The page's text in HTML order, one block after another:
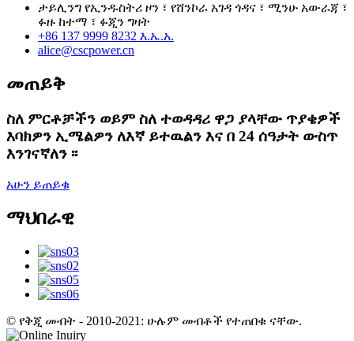
ታይሊንግ የኢንዱስትሪ ዞን ፣ የሸንኮራ አገዳ ጎዳና ፣ ሚንሁ አውራጃ ፣
ፉዙ ከተማ ፣ ፉጂን ግዛት
+86 137 9999 8232 እ.ኤ.አ.
alice@cscpower.cn
መጠይቅ
ስለ ምርቶቻችን ወይም ስለ ተወዳዳሪ ዋጋ ያላቸው ጥያቄዎች
እባክዎን ኢሜልዎን ለእኛ ይተዉልን እና በ 24 ሰዓታት ውስጥ
እንገናኛለን ፡፡
አሁን ይጠይቁ
ማህበራዊ
© የቅጂ መብት - 2010-2021: ሁሉም መብቶች የተጠበቁ ናቸው.